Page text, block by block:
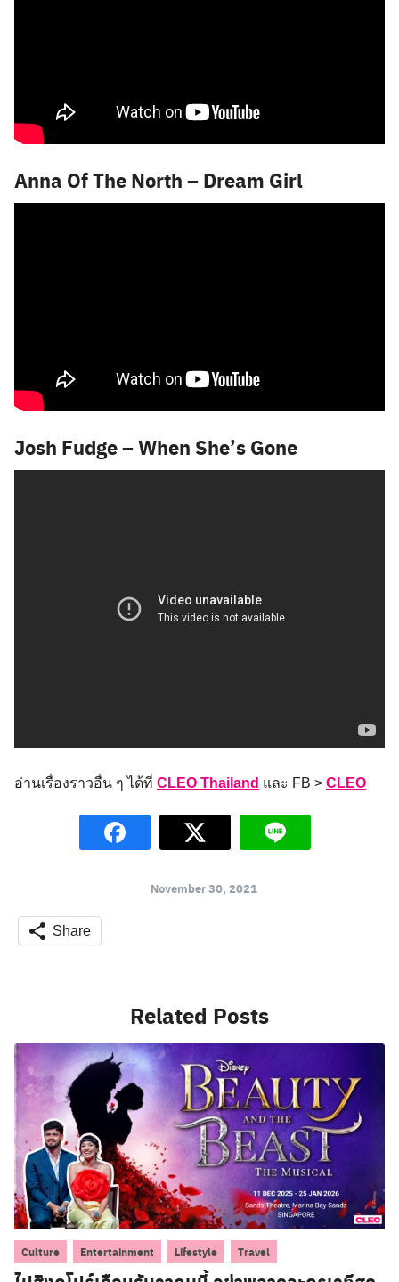
Anna Of The North – Dream Girl
Josh Fudge – When She’s Gone
อ่านเรื่องราวอื่น ๆ ได้ที่ CLEO Thailand และ FB > CLEO
November 30, 2021
Share
Related Posts
Culture Entertainment Lifestyle Travel